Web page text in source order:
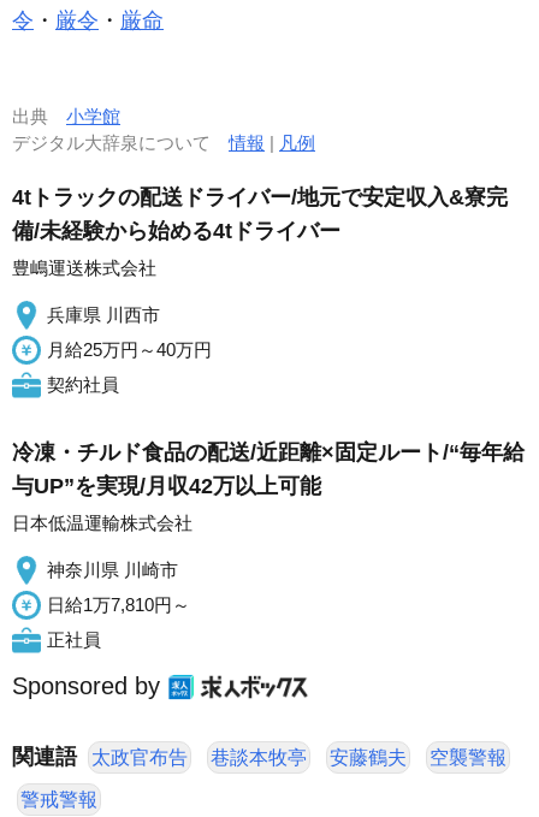
令 ・ 厳令 ・ 厳命
出典 小学館
デジタル大辞泉について情報 | 凡例
4tトラックの配送ドライバー/地元で安定収入&寮完
備/未経験から始める4tドライバー
豊嶋運送株式会社
兵庫県 川西市
月給25万円～40万円
契約社員
冷凍・チルド食品の配送/近距離×固定ルート/“毎年給
与UP”を実現/月収42万以上可能
日本低温運輸株式会社
神奈川県 川崎市
日給1万7,810円～
正社員
Sponsored by
関連語 太政官布告 巷談本牧亭 安藤鶴夫 空襲警報
警戒警報